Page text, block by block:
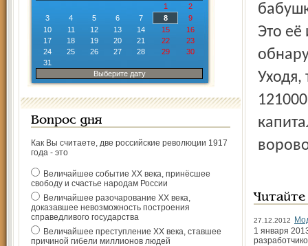
1
2
3
4 5 6 7 8
9
10
11 12 13 14 15
16
17
18 19 20 21 22
23
24
25 26 27 28 29
30
31
Выберите дату
Вопрос дня
Как Вы считаете, две российские революции 1917
года - это
Величайшее событие ХХ века, принёсшее
свободу и счастье народам России
Величайшее разочарование ХХ века,
доказавшее невозможность построения
справедливого государства
Величайшее преступление ХХ века, ставшее
причиной гибели миллионов людей
Это её
Уходя,
27.12.2012
1 января